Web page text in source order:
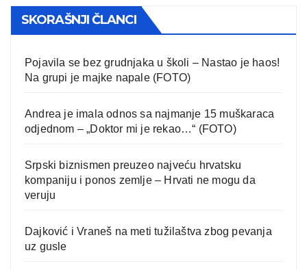
SKORAŠNJI ČLANCI
Pojavila se bez grudnjaka u školi – Nastao je haos!
Na grupi je majke napale (FOTO)
Andrea je imala odnos sa najmanje 15 muškaraca
odjednom – „Doktor mi je rekao…“ (FOTO)
Srpski biznismen preuzeo najveću hrvatsku
kompaniju i ponos zemlje – Hrvati ne mogu da
veruju
Dajković i Vraneš na meti tužilaštva zbog pevanja
uz gusle